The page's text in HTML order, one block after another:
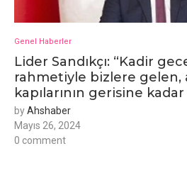
Genel Haberler
Lider Sandıkçı: “Kadir
rahmetiyle bizlere gelen,
kapılarının gerisine kadar
byAhshaber
Mayıs 26, 2024
0 comment